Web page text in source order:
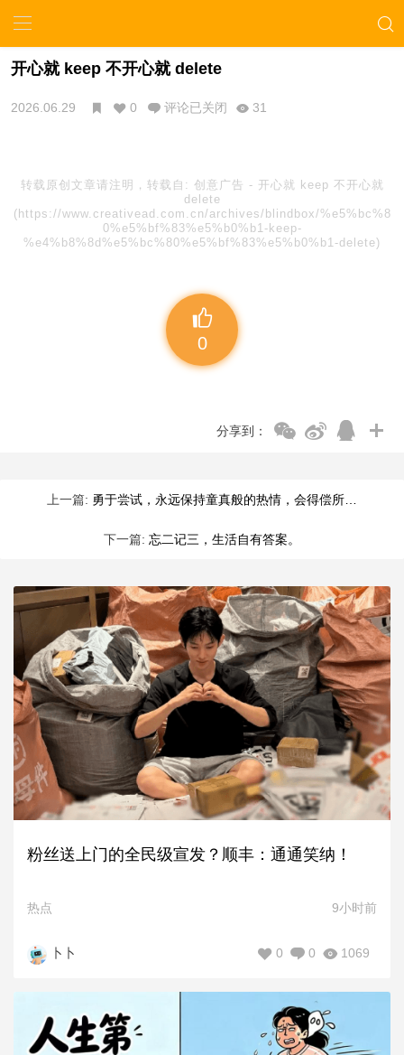
开心就 keep 不开心就 delete
2026.06.29 0 评论已关闭 31
转载原创文章请注明，转载自: 创意广告 - 开心就 keep 不开心就
delete
(https://www.creativead.com.cn/archives/blindbox/%e5%bc%8
0%e5%bf%83%e5%b0%b1-keep-
%e4%b8%8d%e5%bc%80%e5%bf%83%e5%b0%b1-delete)
0
分享到：
上一篇: 勇于尝试，永远保持童真般的热情，会得偿所…
下一篇: 忘二记三，生活自有答案。
粉丝送上门的全民级宣发？顺丰：通通笑纳！
热点 9小时前
卜卜 1069
0
0